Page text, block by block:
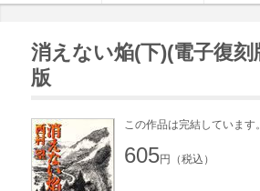
消えない焔(下)(電子復刻
版
この作品は完結しています
605円（税込）